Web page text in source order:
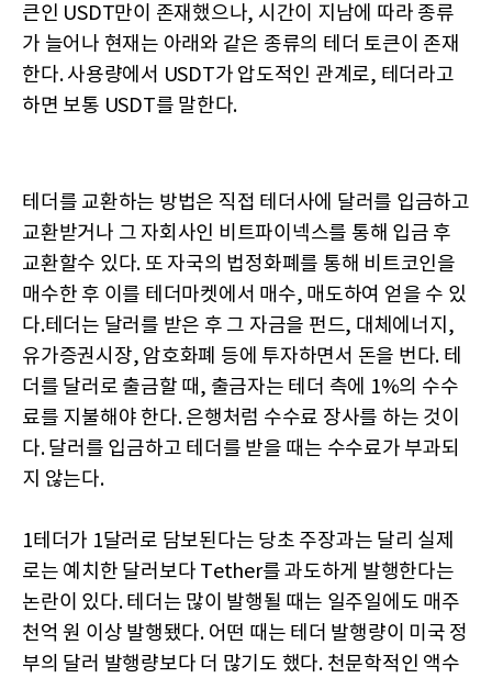
큰인 USDT만이 존재했으나, 시간이 지남에 따라 종류
가 늘어나 현재는 아래와 같은 종류의 테더 토큰이 존재
한다. 사용량에서 USDT가 압도적인 관계로, 테더라고
하면 보통 USDT를 말한다.
테더를 교환하는 방법은 직접 테더사에 달러를 입금하고
교환받거나 그 자회사인 비트파이넥스를 통해 입금 후
교환할수 있다. 또 자국의 법정화폐를 통해 비트코인을
매수한 후 이를 테더마켓에서 매수, 매도하여 얻을 수 있
다.테더는 달러를 받은 후 그 자금을 펀드, 대체에너지,
유가증권시장, 암호화폐 등에 투자하면서 돈을 번다. 테
더를 달러로 출금할 때, 출금자는 테더 측에 1%의 수수
료를 지불해야 한다. 은행처럼 수수료 장사를 하는 것이
다. 달러를 입금하고 테더를 받을 때는 수수료가 부과되
지 않는다.
1테더가 1달러로 담보된다는 당초 주장과는 달리 실제
로는 예치한 달러보다 Tether를 과도하게 발행한다는
논란이 있다. 테더는 많이 발행될 때는 일주일에도 매주
천억 원 이상 발행됐다. 어떤 때는 테더 발행량이 미국 정
부의 달러 발행량보다 더 많기도 했다. 천문학적인 액수